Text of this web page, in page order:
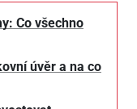
Co všechno
úvěr a na co